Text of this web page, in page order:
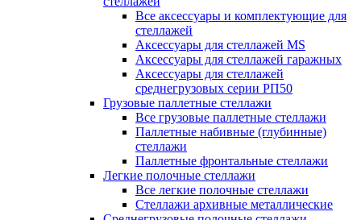
Все аксессуары и комплектующие для
стеллажей
Аксессуары для стеллажей MS
Аксессуары для стеллажей гаражных
Аксессуары для стеллажей
среднегрузовых серии РП50
Грузовые паллетные стеллажи
Все грузовые паллетные стеллажи
Паллетные набивные (глубинные)
стеллажи
Паллетные фронтальные стеллажи
Легкие полочные стеллажи
Все легкие полочные стеллажи
Стеллажи архивные металлические